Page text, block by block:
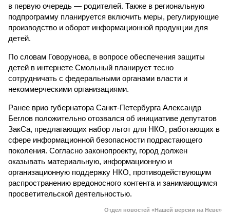
в первую очередь — родителей. Также в региональную
подпрограмму планируется включить меры, регулирующие
производство и оборот информационной продукции для
детей.
По словам Говорунова, в вопросе обеспечения защиты
детей в интернете Смольный планирует тесно
сотрудничать с федеральными органами власти и
некоммерческими организациями.
Ранее врио губернатора Санкт-Петербурга Александр
Беглов положительно отозвался об инициативе депутатов
ЗакСа, предлагающих набор льгот для НКО, работающих в
сфере информационной безопасности подрастающего
поколения. Согласно законопроекту, город должен
оказывать материальную, информационную и
организационную поддержку НКО, противодействующим
распространению вредоносного контента и занимающимся
просветительской деятельностью.
Отдел новостей «Нашей версии на Неве»